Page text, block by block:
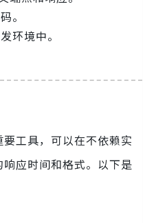
。
环境中。
工具，可以在不依赖实
应时间和格式。以下是